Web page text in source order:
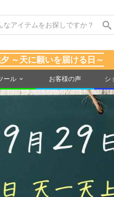
～天に願いを届ける日～
ール お客様の声 シ